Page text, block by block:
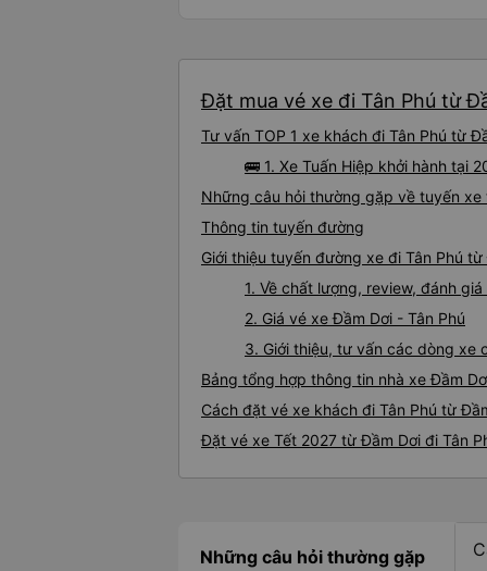
Đặt mua vé xe đi Tân Phú từ
Tư vấn TOP 1 xe khách đi Tân Phú từ
🚌 1. Xe Tuấn Hiệp khởi hành tại
Những câu hỏi thường gặp về tuyến xe
Thông tin tuyến đường
Giới thiệu tuyến đường xe đi Tân Phú
1. Về chất lượng, review, đánh
2. Giá vé xe Đầm Dơi - Tân Phú
3. Giới thiệu, tư vấn các dòng xe
Bảng tổng hợp thông tin nhà xe Đầm
Cách đặt vé xe khách đi Tân Phú từ
Đặt vé xe Tết 2027 từ Đầm Dơi đi Tân
Những câu hỏi thường gặp